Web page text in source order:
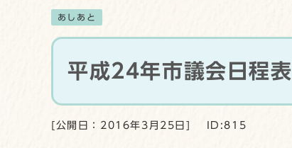
あしあと
平成24年市議会日程表
[公開日：2016年3月25日] ID:815